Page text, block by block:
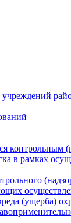
контрольным
в рамках
(ущерба)